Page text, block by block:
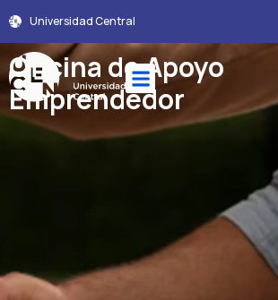
Universidad Central
Oficina de Apoyo
Emprendedor